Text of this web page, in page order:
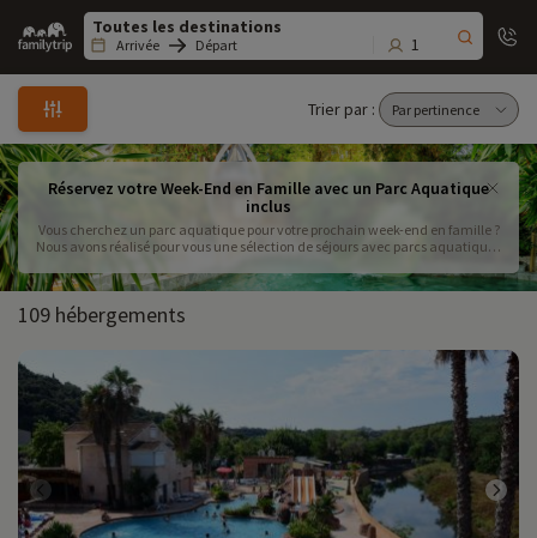
Family
trip
Arrivée Départ 1
Trier par :
Réservez votre Week-End en Famille avec un Parc Aquatique
inclus
Vous cherchez un parc aquatique pour votre prochain week-end en famille ?
Nous avons réalisé pour vous une sélection de séjours avec parcs aquatiques
toboggans qui raviront petits et grands ! Vos enfants vont adorer ! Familytrip
vous propose plus de 50 hébergements parmi vos favoris ! Découvrez au cœur
de la Provence, un village club ou un domaine pour vos futures vacances
comprenant un espace aquatique et des jeux ainsi que diverses activités
proches de la plage. De plus, la plupart de nos hébergements comprennent
au moins un club enfants et passer une nuit agréable dans nos domaines ou
109 hébergements